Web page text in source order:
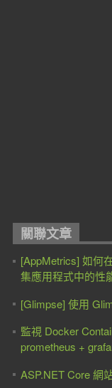
關聯文章
[AppMetrics] 如何
集應用程式中的性
[Glimpse] 使用
監視 Docker
prometheus +
ASP.NET Core 網